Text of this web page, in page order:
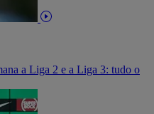
a Liga 2 e a Liga 3: tudo o